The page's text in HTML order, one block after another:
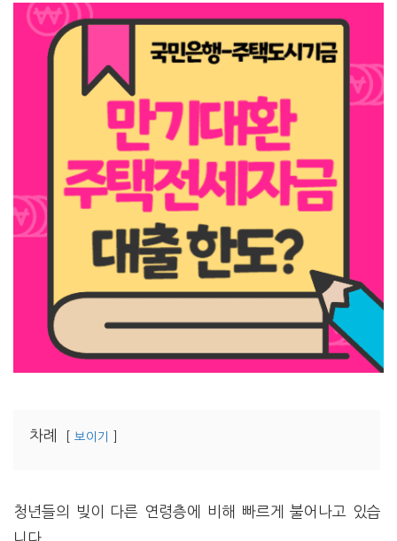
차례 보이기
청년들의 빚이 다른 연령층에 비해 빠르게 불어나고 있습
니다.